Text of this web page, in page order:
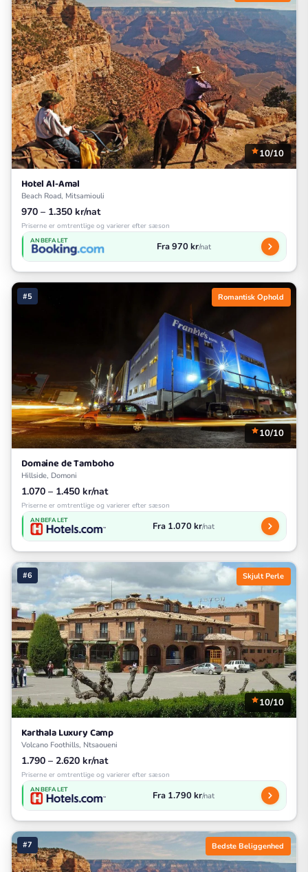
10/10
Hotel Al-Amal
Beach Road, Mitsamiouli
970 – 1.350 kr/nat
Priserne er omtrentlige og varierer efter sæson
ANBEFALET Fra 970 kr/nat
#5 Romantisk Ophold
10/10
Domaine de Tamboho
Hillside, Domoni
1.070 – 1.450 kr/nat
Priserne er omtrentlige og varierer efter sæson
ANBEFALET Fra 1.070 kr/nat
#6 Skjult Perle
10/10
Karthala Luxury Camp
Volcano Foothills, Ntsaoueni
1.790 – 2.620 kr/nat
Priserne er omtrentlige og varierer efter sæson
ANBEFALET Fra 1.790 kr/nat
#7 Bedste Beliggenhed